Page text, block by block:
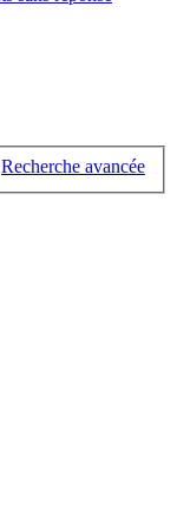
Recherche avancée